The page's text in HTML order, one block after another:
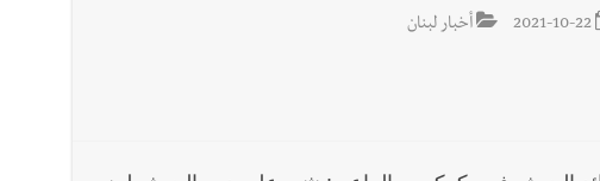
2021-10-22 أخبار لبنان